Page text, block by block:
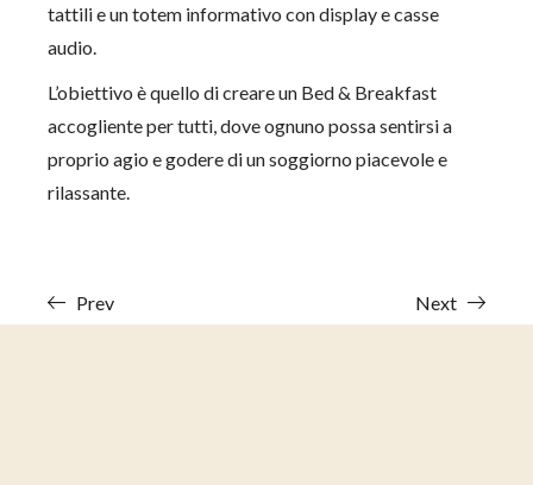
tattili e un totem informativo con display e casse
audio.
L’obiettivo è quello di creare un Bed & Breakfast
accogliente per tutti, dove ognuno possa sentirsi a
proprio agio e godere di un soggiorno piacevole e
rilassante.
Prev Next